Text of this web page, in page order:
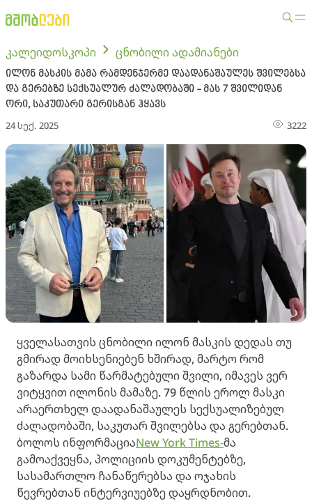
კალეიდოსკოპი ცნობილი ადამიანები
ილონ მასკის მამა რამდენჯერმე დაადანაშაულეს შვილებსა
და გერებზე სექსუალურ ძალადობაში - მას 7 შვილიდან
ორი, საკუთარი გერისგან ჰყავს
24 სექ. 2025 3222
ყველასათვის ცნობილი ილონ მასკის დედას თუ
გმირად მოიხსენიებენ ხშირად, მარტო რომ
გაზარდა სამი წარმატებული შვილი, იმავეს ვერ
ვიტყვით ილონის მამაზე. 79 წლის ეროლ მასკი
არაერთხელ დაადანაშაულეს სექსუალიზებულ
ძალადობაში, საკუთარ შვილებსა და გერებთან.
ბოლოს ინფორმაციაNew York Times-მა
გამოაქვეყნა, პოლიციის დოკუმენტებზე,
სასამართლო ჩანაწერებსა და ოჯახის
წევრებთან ინტერვიუებზე დაყრდნობით.